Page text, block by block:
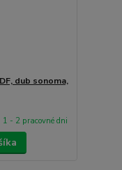
dub sonoma,
1 - 2 pracovné dni